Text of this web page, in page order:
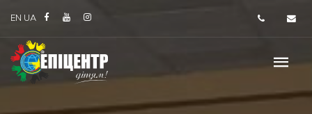
EN UA